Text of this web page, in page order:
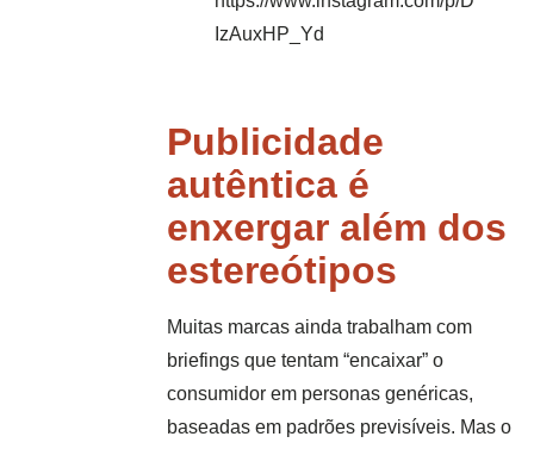
IzAuxHP_Yd
Publicidade
autêntica é
enxergar além dos
estereótipos
Muitas marcas ainda trabalham com
briefings que tentam “encaixar” o
consumidor em personas genéricas,
baseadas em padrões previsíveis. Mas o